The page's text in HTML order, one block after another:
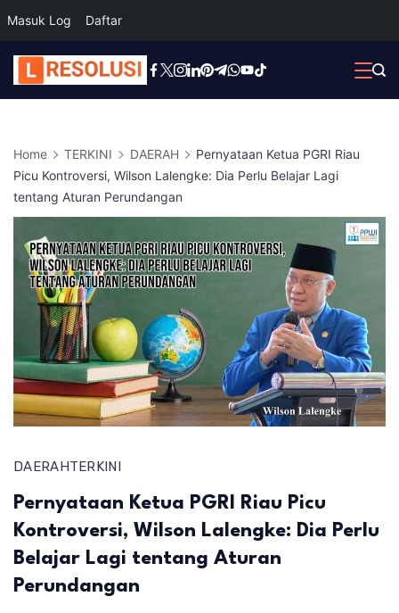
Masuk Log Daftar
Skip
to
Home TERKINI DAERAH
Pernyataan Ketua PGRI Riau
Picu Kontroversi, Wilson Lalengke: Dia Perlu Belajar Lagi
tentang Aturan Perundangan
DAERAHTERKINI
Pernyataan Ketua PGRI Riau Picu
Kontroversi, Wilson Lalengke: Dia Perlu
Belajar Lagi tentang Aturan
Perundangan